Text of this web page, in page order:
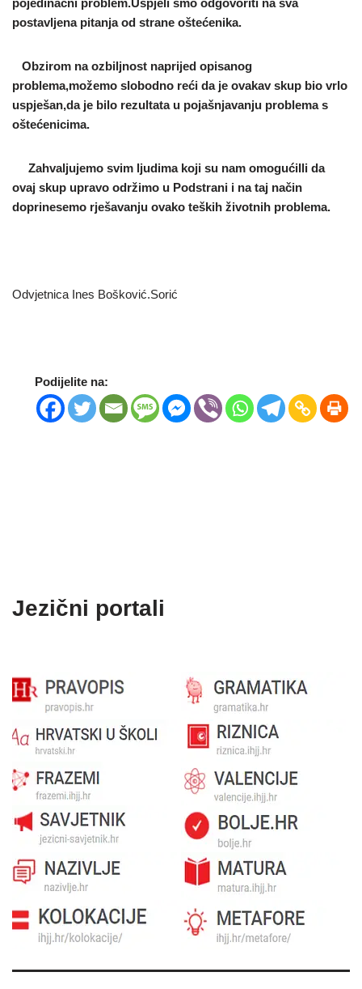
pojedinačni problem.Uspjeli smo odgovoriti na sva
postavljena pitanja od strane oštećenika.
Obzirom na ozbiljnost naprijed opisanog
problema,možemo slobodno reći da je ovakav skup bio vrlo
uspješan,da je bilo rezultata u pojašnjavanju problema s
oštećenicima.
Zahvaljujemo svim ljudima koji su nam omogućilli da
ovaj skup upravo održimo u Podstrani i na taj način
doprinesemo rješavanju ovako teških životnih problema.
Odvjetnica Ines Bošković.Sorić
Podijelite na:
Jezični portali